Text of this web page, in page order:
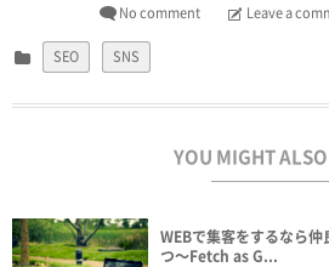
No comment
Leave a
SEO SNS
YOU MIGHT
WEBで集客をするなら
つ〜Fetch as G...